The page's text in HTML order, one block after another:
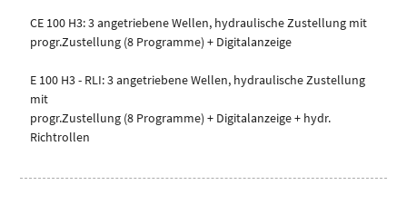
CE 100 H3: 3 angetriebene Wellen, hydraulische Zustellung mit
progr.Zustellung (8 Programme) + Digitalanzeige
E 100 H3 - RLI: 3 angetriebene Wellen, hydraulische Zustellung
mit
progr.Zustellung (8 Programme) + Digitalanzeige + hydr.
Richtrollen